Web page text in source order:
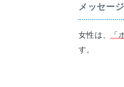
メッセー
女性は、 「
す。